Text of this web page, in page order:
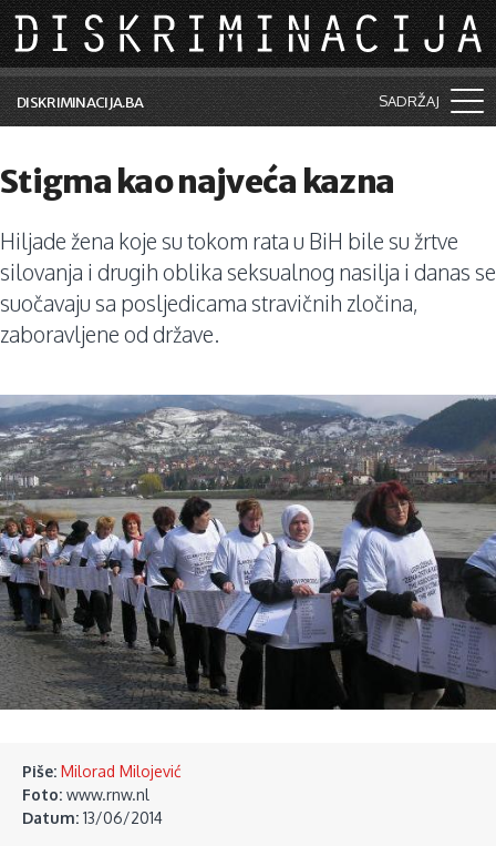
Skip to main content
DISKRIMINACIJA.BA SADRŽAJ
Vijesti i događaji
Aktuelne teme
Kolumne
Lične priče
Pretraga
Stigma kao najveća kazna
Hiljade žena koje su tokom rata u BiH bile su žrtve
silovanja i drugih oblika seksualnog nasilja i danas se
suočavaju sa posljedicama stravičnih zločina,
zaboravljene od države.
Piše: Milorad Milojević
Foto: www.rnw.nl
Datum: 13/06/2014